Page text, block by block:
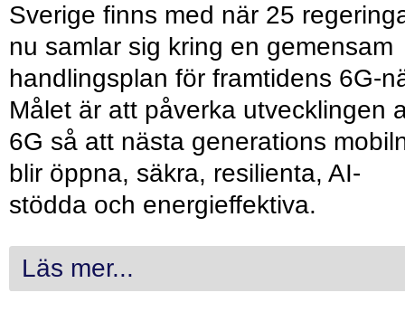
Sverige finns med när 25
nu samlar sig kring en gemensam
handlingsplan för framtidens 6G-
Målet är att påverka utvecklingen
6G så att nästa generations
blir öppna, säkra, resilienta, AI-
stödda och energieffektiva.
Läs mer...